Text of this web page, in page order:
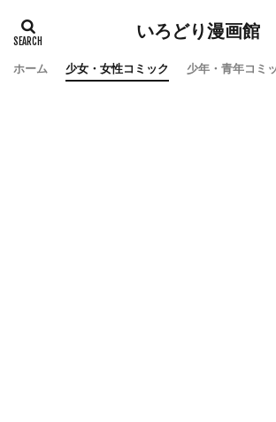
いろどり漫画館
ホーム 少女・女性コミック 少年・青年コミ